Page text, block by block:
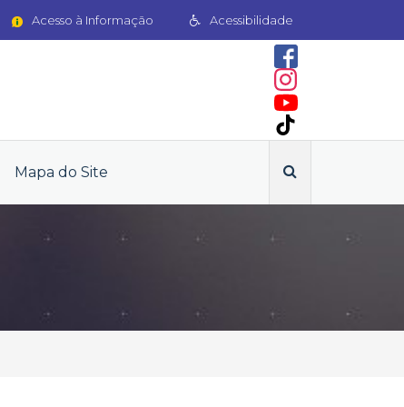
Acessibilidade
Acesso à Informação
Mapa do Site